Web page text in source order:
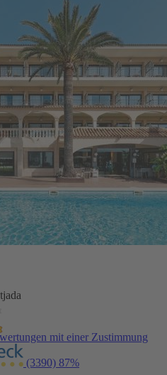
mit einer Zustimmung
(3390) 87%